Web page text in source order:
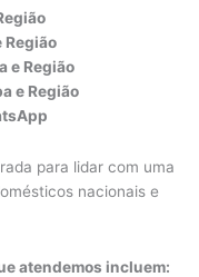
Região
e Região
e Região
para lidar com uma
nacionais e
atendemos incluem: